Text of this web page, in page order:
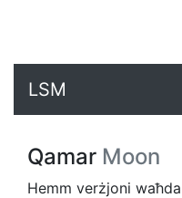
LSM
Qamar Moon
Hemm verżjoni